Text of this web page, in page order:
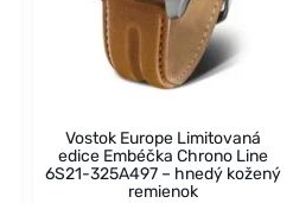
Vostok Europe Limitovaná
edice Embéčka Chrono Line
6S21-325A497 – hnedý kožený
remienok